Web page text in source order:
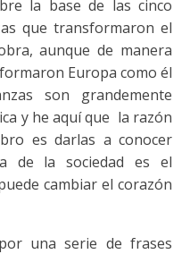
la base de las cinco
que transformaron el
aunque de manera
Europa como él
son grandemente
y he aquí que la razón
es darlas a conocer
de la sociedad es el
cambiar el corazón
una serie de frases